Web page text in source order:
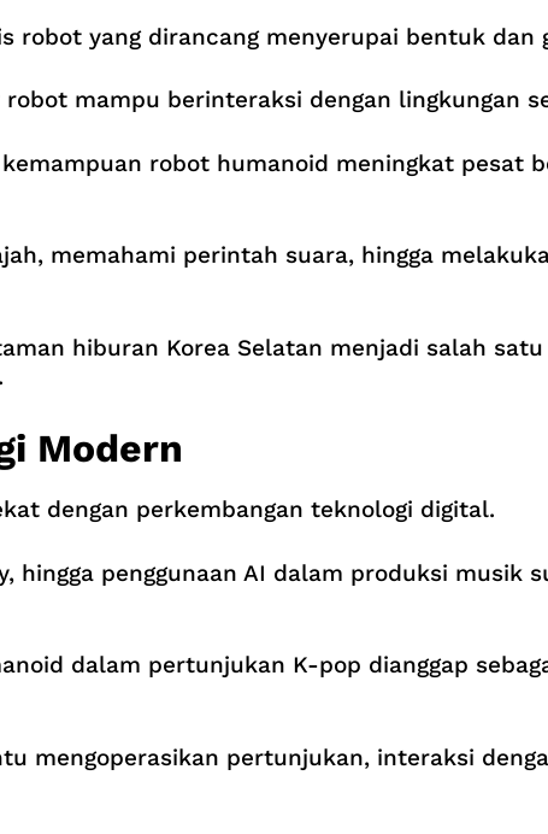
robot yang dirancang menyerupai bentuk dan
robot mampu berinteraksi dengan lingkungan
robot humanoid meningkat pesat
memahami perintah suara, hingga
hiburan Korea Selatan menjadi salah
Modern
dengan perkembangan teknologi digital.
hingga penggunaan AI dalam produksi musik
dalam pertunjukan K-pop dianggap
mengoperasikan pertunjukan, interaksi